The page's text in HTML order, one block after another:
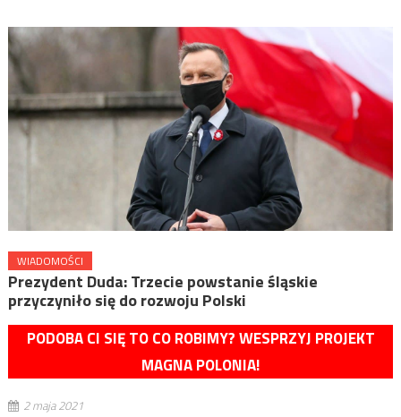
WIADOMOŚCI
Prezydent Duda: Trzecie powstanie śląskie
przyczyniło się do rozwoju Polski
PODOBA CI SIĘ TO CO ROBIMY? WESPRZYJ PROJEKT
MAGNA POLONIA!
2 maja 2021